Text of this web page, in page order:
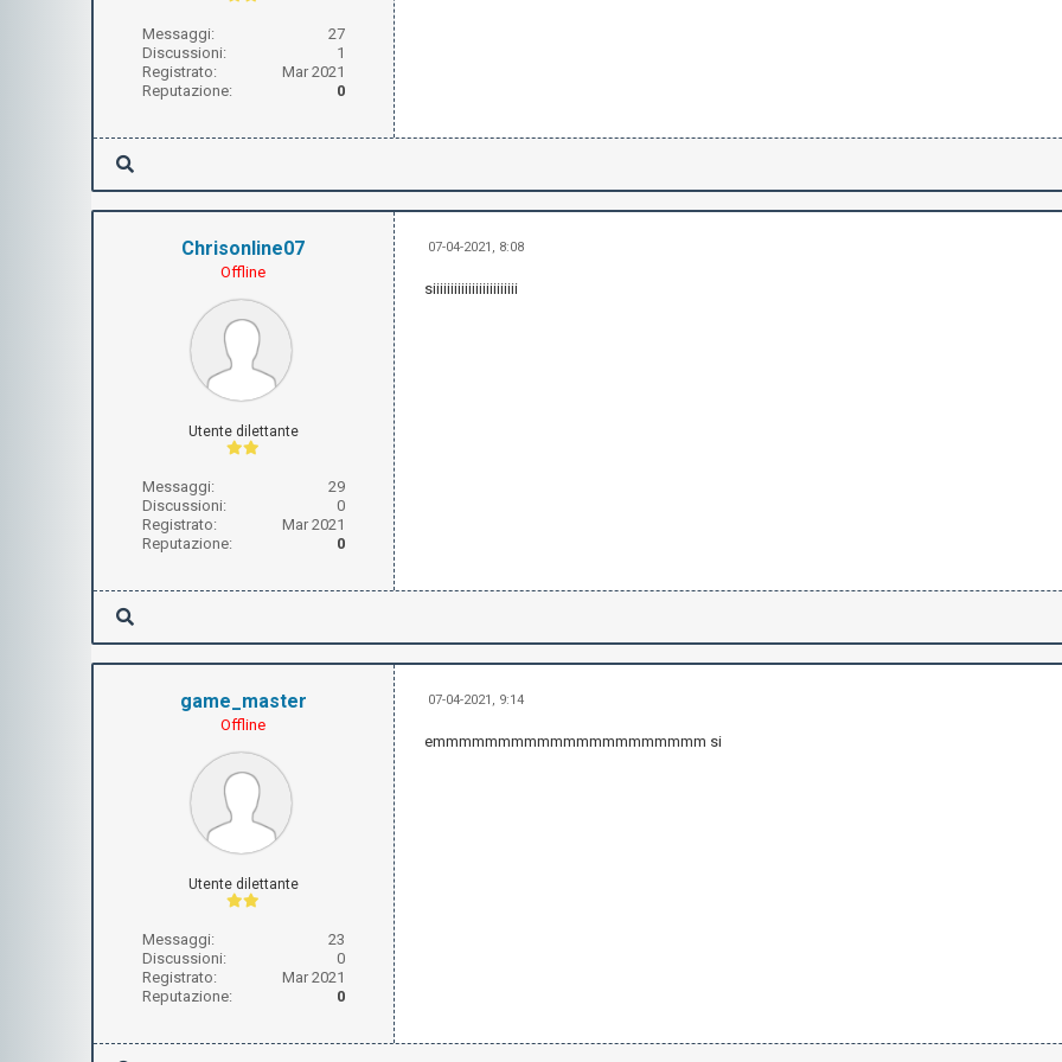
Messaggi:
27
Discussioni:
1
Registrato:
Mar 2021
Reputazione:
0
Chrisonline07
Offline
Utente dilettante
Messaggi:
29
Discussioni:
0
Registrato:
Mar 2021
Reputazione:
0
07-04-2021, 8:08
siiiiiiiiiiiiiiiiiiiiiiii
game_master
Offline
Utente dilettante
Messaggi:
23
Discussioni:
0
Registrato:
Mar 2021
Reputazione:
0
07-04-2021, 9:14
emmmmmmmmmmmmmmmmmmmmm si